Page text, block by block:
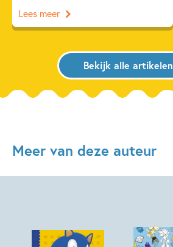
Lees meer
Bekijk alle artikelen
Meer van deze auteur